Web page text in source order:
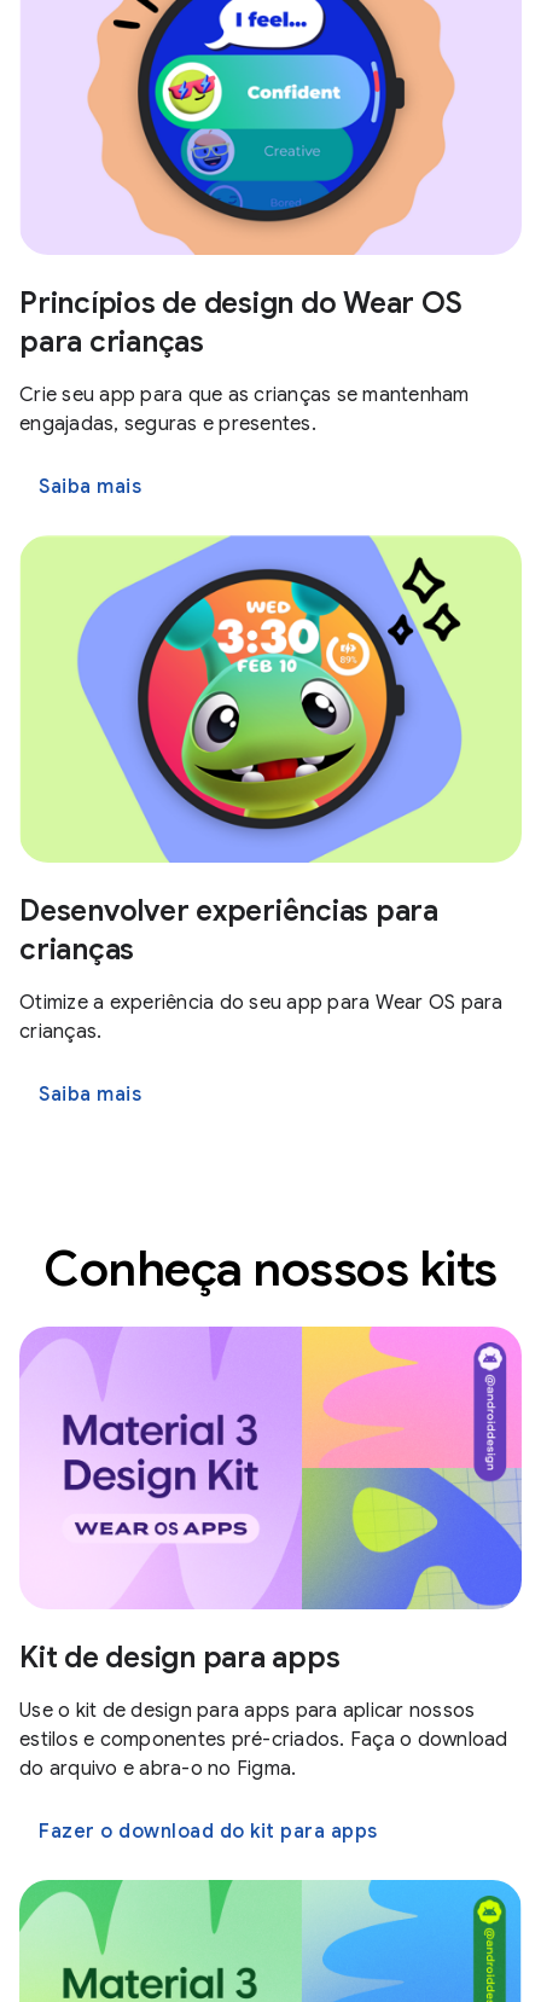
Princípios de design do Wear OS
para crianças
Crie seu app para que as crianças se mantenham
engajadas, seguras e presentes.
Saiba mais
Desenvolver experiências para
crianças
Otimize a experiência do seu app para Wear OS para
crianças.
Saiba mais
Conheça nossos kits
Kit de design para apps
Use o kit de design para apps para aplicar nossos
estilos e componentes pré-criados. Faça o download
do arquivo e abra-o no Figma.
Fazer o download do kit para apps